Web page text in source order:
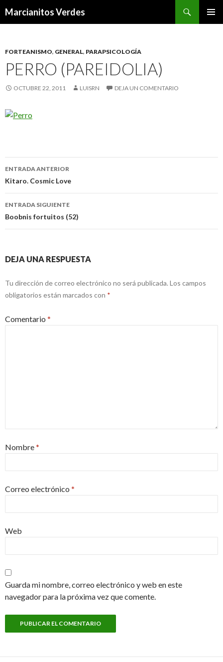
Marcianitos Verdes
FORTEANISMO, GENERAL, PARAPSICOLOGÍA
PERRO (PAREIDOLIA)
OCTUBRE 22, 2011 LUISRN DEJA UN COMENTARIO
Navegación
de
entradas
ENTRADA ANTERIOR
Kitaro. Cosmic Love
ENTRADA SIGUIENTE
Boobnis fortuitos (52)
DEJA UNA RESPUESTA
Tu dirección de correo electrónico no será publicada. Los campos
obligatorios están marcados con *
Comentario *
Nombre*
Correo electrónico *
Web
Guarda mi nombre, correo electrónico y web en este
navegador para la próxima vez que comente.